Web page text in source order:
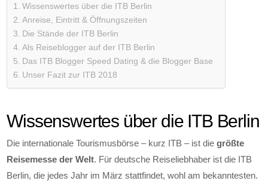
Wissenswertes über die ITB Berlin
Anreise, Eintritt & Öffnungszeiten
Die Stände der ITB Berlin
Als Reiseblogger auf der ITB Berlin
Das ITB Blogger Speed Dating & die Blogger Base
Unser Fazit zur ITB 2018
Wissenswertes über die ITB Berlin
Die internationale Tourismusbörse – kurz ITB – ist diegrößte
Reisemesse der Welt. Für deutsche Reiseliebhaber ist die ITB
Berlin, die jedes Jahr im März stattfindet, wohl am bekanntesten.